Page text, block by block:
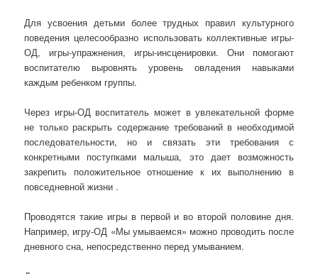
Для усвоения детьми более трудных правил культурного
поведения целесообразно использовать коллективные игры-
ОД, игры-упражнения, игры-инсценировки. Они помогают
воспитателю выровнять уровень овладения навыками
каждым ребенком группы.
Через игры-ОД воспитатель может в увлекательной форме
не только раскрыть содержание требований в необходимой
последовательности, но и связать эти требования с
конкретными поступками малыша, это дает возможность
закрепить положительное отношение к их выполнению в
повседневной жизни .
Проводятся такие игры в первой и во второй половине дня.
Например, игру-ОД «Мы умываемся» можно проводить после
дневного сна, непосредственно перед умыванием.